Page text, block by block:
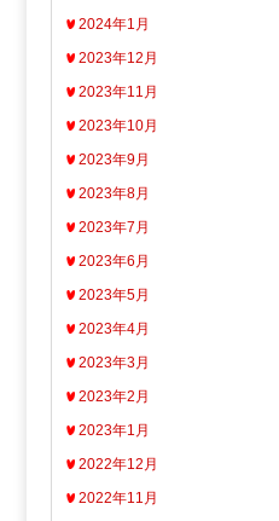
2024年1月
2023年12月
2023年11月
2023年10月
2023年9月
2023年8月
2023年7月
2023年6月
2023年5月
2023年4月
2023年3月
2023年2月
2023年1月
2022年12月
2022年11月